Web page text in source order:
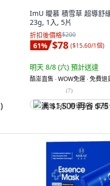
ImU 曖慕 積雪草 超導舒
23g, 1入, 5片
折扣後價格$200
61% $78 ($15.60/1個)
明天 8/8 (六) 預計送達
酷澎直售 ∙ WOW免運 ∙ 免費退
(7)
满 $1,500 再省 $75 (王道